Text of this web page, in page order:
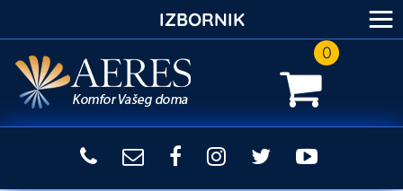
0
IZBORNIK ≡